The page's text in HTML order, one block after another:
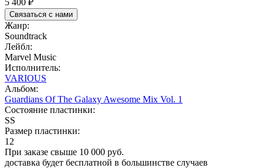
Связаться с нами
Жанр:
Soundtrack
Лейбл:
Marvel Music
Исполнитель:
VARIOUS
Альбом:
Guardians Of The Galaxy Awesome Mix Vol. 1
Состояние пластинки:
SS
Размер пластинки:
12
При заказе свыше 10 000 руб.
доставка будет бесплатной в большинстве случаев